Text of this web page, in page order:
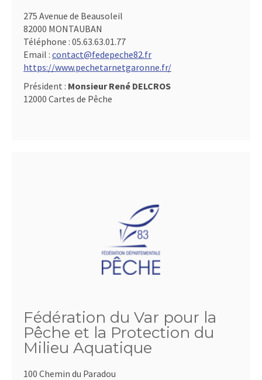
275 Avenue de Beausoleil
82000 MONTAUBAN
Téléphone : 05.63.63.01.77
Email : contact@fedepeche82.fr
https://www.pechetarnetgaronne.fr/
Président : Monsieur René DELCROS
12000 Cartes de Pêche
Fédération du Var pour la
Pêche et la Protection du
Milieu Aquatique
100 Chemin du Paradou